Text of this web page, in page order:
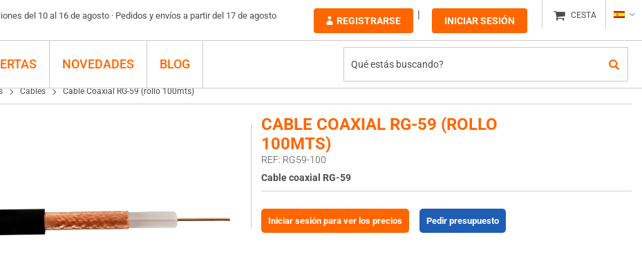
del 10 al 16 de agosto · Pedidos y envíos a partir del 17 de agosto REGISTRARSE INICIAR SESIÓN CESTA
NOVEDADES
BLOG
Cables Cable Coaxial RG-59 (rollo 100mts)
CABLE COAXIAL RG-59 (ROLLO
100MTS)
REF: RG59-100
Cable coaxial RG-59
Iniciar sesión para ver los precios Pedir presupuesto